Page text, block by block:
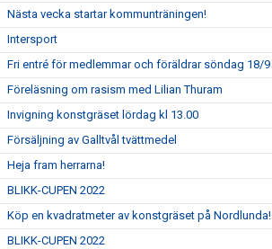
Nästa vecka startar kommunträningen!
Intersport
Fri entré för medlemmar och föräldrar söndag 18/9
Föreläsning om rasism med Lilian Thuram
Invigning konstgräset lördag kl 13.00
Försäljning av Galltvål tvättmedel
Heja fram herrarna!
BLIKK-CUPEN 2022
Köp en kvadratmeter av konstgräset på Nordlunda!
BLIKK-CUPEN 2022